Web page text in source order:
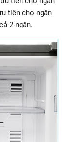
tiên cho ngăn
2 ngăn.